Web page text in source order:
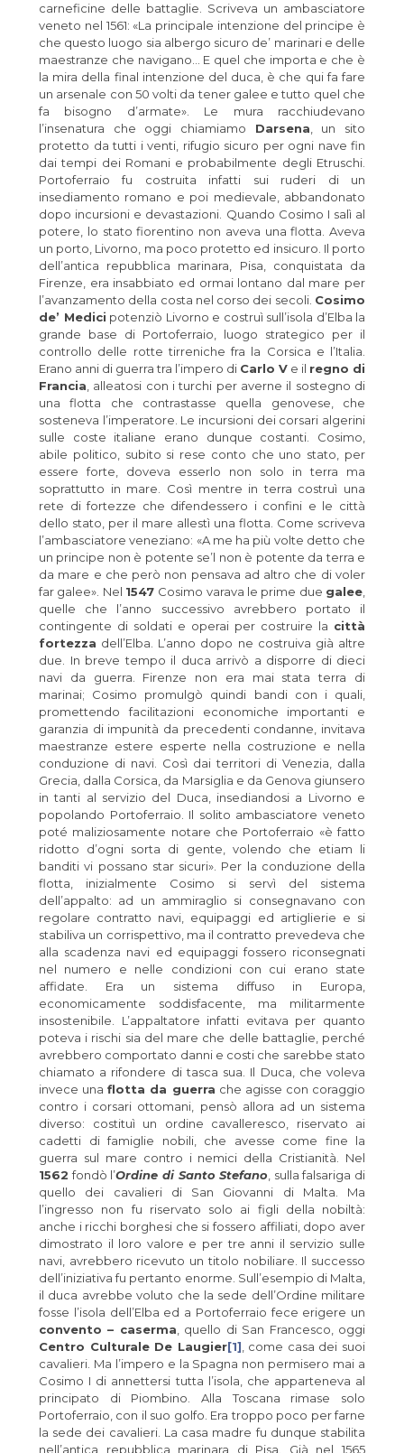
carneficine delle battaglie. Scriveva un ambasciatore
veneto nel 1561: «La principale intenzione del principe è
che questo luogo sia albergo sicuro de’ marinari e delle
maestranze che navigano… E quel che importa e che è
la mira della final intenzione del duca, è che qui fa fare
un arsenale con 50 volti da tener galee e tutto quel che
fa bisogno d’armate». Le mura racchiudevano
l’insenatura che oggi chiamiamo Darsena , un sito
protetto da tutti i venti, rifugio sicuro per ogni nave fin
dai tempi dei Romani e probabilmente degli Etruschi.
Portoferraio fu costruita infatti sui ruderi di un
insediamento romano e poi medievale, abbandonato
dopo incursioni e devastazioni. Quando Cosimo I salì al
potere, lo stato fiorentino non aveva una flotta. Aveva
un porto, Livorno, ma poco protetto ed insicuro. Il porto
dell’antica repubblica marinara, Pisa, conquistata da
Firenze, era insabbiato ed ormai lontano dal mare per
l’avanzamento della costa nel corso dei secoli. Cosimo
de’ Medici potenziò Livorno e costruì sull’isola d’Elba la
grande base di Portoferraio, luogo strategico per il
controllo delle rotte tirreniche fra la Corsica e l’Italia.
Erano anni di guerra tra l’impero di Carlo V e il regno di
Francia , alleatosi con i turchi per averne il sostegno di
una flotta che contrastasse quella genovese, che
sosteneva l’imperatore. Le incursioni dei corsari algerini
sulle coste italiane erano dunque costanti. Cosimo,
abile politico, subito si rese conto che uno stato, per
essere forte, doveva esserlo non solo in terra ma
soprattutto in mare. Così mentre in terra costruì una
rete di fortezze che difendessero i confini e le città
dello stato, per il mare allestì una flotta. Come scriveva
l’ambasciatore veneziano: «A me ha più volte detto che
un principe non è potente se’l non è potente da terra e
da mare e che però non pensava ad altro che di voler
far galee». Nel 1547 Cosimo varava le prime due galee
quelle che l’anno successivo avrebbero portato il
contingente di soldati e operai per costruire la città
fortezza dell’Elba. L’anno dopo ne costruiva già altre
due. In breve tempo il duca arrivò a disporre di dieci
navi da guerra. Firenze non era mai stata terra di
marinai; Cosimo promulgò quindi bandi con i quali,
promettendo facilitazioni economiche importanti e
garanzia di impunità da precedenti condanne, invitava
maestranze estere esperte nella costruzione e nella
conduzione di navi. Così dai territori di Venezia, dalla
Grecia, dalla Corsica, da Marsiglia e da Genova giunsero
in tanti al servizio del Duca, insediandosi a Livorno e
popolando Portoferraio. Il solito ambasciatore veneto
poté maliziosamente notare che Portoferraio «è fatto
ridotto d’ogni sorta di gente, volendo che etiam li
banditi vi possano star sicuri». Per la conduzione della
flotta, inizialmente Cosimo si servì del sistema
dell’appalto: ad un ammiraglio si consegnavano con
regolare contratto navi, equipaggi ed artiglierie e si
stabiliva un corrispettivo, ma il contratto prevedeva che
alla scadenza navi ed equipaggi fossero riconsegnati
nel numero e nelle condizioni con cui erano state
affidate. Era un sistema diffuso in Europa,
economicamente soddisfacente, ma militarmente
insostenibile. L’appaltatore infatti evitava per quanto
poteva i rischi sia del mare che delle battaglie, perché
avrebbero comportato danni e costi che sarebbe stato
chiamato a rifondere di tasca sua. Il Duca, che voleva
invece unaflotta da guerra che agisse con coraggio
contro i corsari ottomani, pensò allora ad un sistema
diverso: costituì un ordine cavalleresco, riservato ai
cadetti di famiglie nobili, che avesse come fine la
guerra sul mare contro i nemici della Cristianità. Nel
1562 fondò l’Ordine di Santo Stefano , sulla falsariga di
quello dei cavalieri di San Giovanni di Malta. Ma
l’ingresso non fu riservato solo ai figli della nobiltà:
anche i ricchi borghesi che si fossero affiliati, dopo aver
dimostrato il loro valore e per tre anni il servizio sulle
navi, avrebbero ricevuto un titolo nobiliare. Il successo
dell’iniziativa fu pertanto enorme. Sull’esempio di Malta,
il duca avrebbe voluto che la sede dell’Ordine militare
fosse l’isola dell’Elba ed a Portoferraio fece erigere un
convento – caserma , quello di San Francesco, oggi
Centro Culturale De Laugier[1] , come casa dei suoi
cavalieri. Ma l’impero e la Spagna non permisero mai a
Cosimo I di annettersi tutta l’isola, che apparteneva al
principato di Piombino. Alla Toscana rimase solo
Portoferraio, con il suo golfo. Era troppo poco per farne
la sede dei cavalieri. La casa madre fu dunque stabilita
nell’antica repubblica marinara di Pisa. Già nel 1565